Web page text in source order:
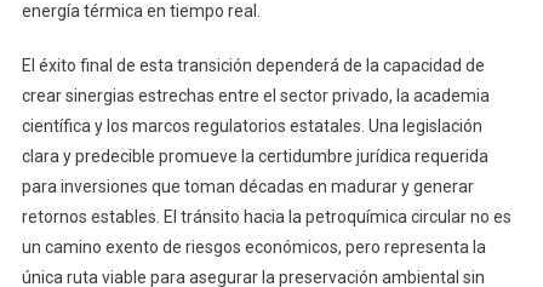
energía térmica en tiempo real.
El éxito final de esta transición dependerá de la capacidad de
crear sinergias estrechas entre el sector privado, la academia
científica y los marcos regulatorios estatales. Una legislación
clara y predecible promueve la certidumbre jurídica requerida
para inversiones que toman décadas en madurar y generar
retornos estables. El tránsito hacia la petroquímica circular no es
un camino exento de riesgos económicos, pero representa la
única ruta viable para asegurar la preservación ambiental sin